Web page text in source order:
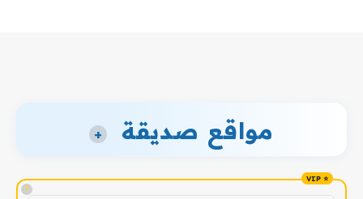
مواقع صديقة +
!